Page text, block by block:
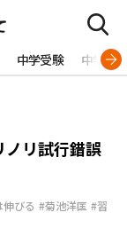
中学受験 中学生
ノリ試行錯誤
びる #菊池洋匡 #習